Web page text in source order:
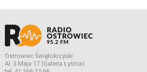
Ostrowiec Świętokrzyski
Al. 3 Maja 17 (Galeria Łysica)